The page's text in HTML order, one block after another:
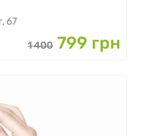
67
1 400 799 грн